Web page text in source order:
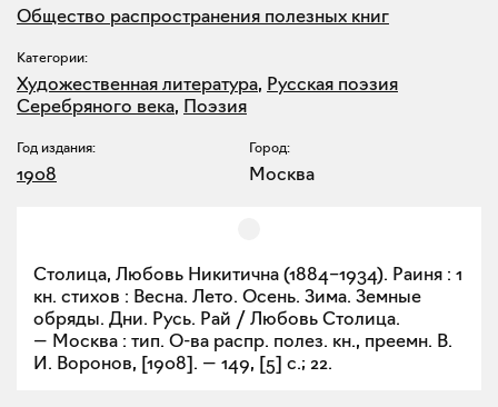
Общество распространения полезных книг
Категории:
Художественная литература, Русская поэзия
Серебряного века, Поэзия
Год издания:
1908
Город:
Москва
Столица, Любовь Никитична (1884–1934). Раиня : 1
кн. стихов : Весна. Лето. Осень. Зима. Земные
обряды. Дни. Русь. Рай / Любовь Столица.
— Москва : тип. О-ва распр. полез. кн., преемн. В.
И. Воронов, [1908]. — 149, [5] с.; 22.